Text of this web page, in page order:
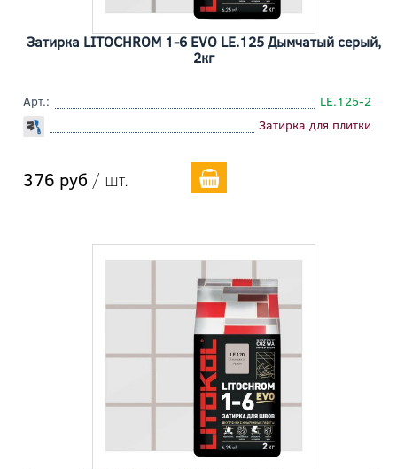
Затирка LITOCHROM 1-6 EVO LE.125 Дымчатый серый,
2кг
Арт.:
LE.125-2
Затирка для плитки
376 руб / шт.